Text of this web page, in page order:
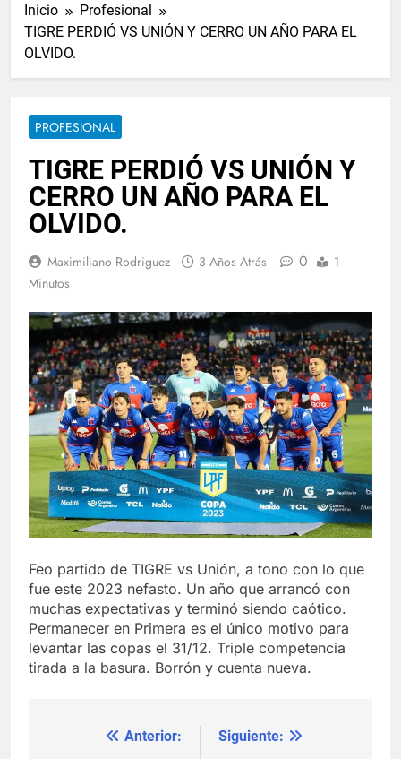
Inicio
Profesional
TIGRE PERDIÓ VS UNIÓN Y CERRO UN AÑO PARA EL
OLVIDO.
PROFESIONAL
TIGRE PERDIÓ VS UNIÓN Y
CERRO UN AÑO PARA EL
OLVIDO.
Maximiliano Rodriguez 3 Años Atrás 0
1
Minutos
Feo partido de TIGRE vs Unión, a tono con lo que
fue este 2023 nefasto. Un año que arrancó con
muchas expectativas y terminó siendo caótico.
Permanecer en Primera es el único motivo para
levantar las copas el 31/12. Triple competencia
tirada a la basura. Borrón y cuenta nueva.
Navegación
Anterior:
Siguiente: